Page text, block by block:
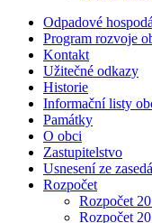
Odpadové
Program rozvoje
Kontakt
Užitečné odkazy
Historie
Informační listy
Památky
O obci
Zastupitelstvo
Usnesení ze
Rozpočet
Rozpočet
Rozpočet